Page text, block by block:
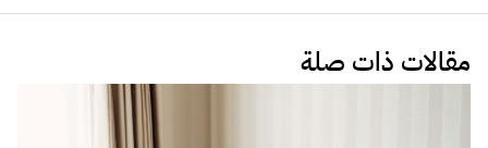
مقالات ذات صلة